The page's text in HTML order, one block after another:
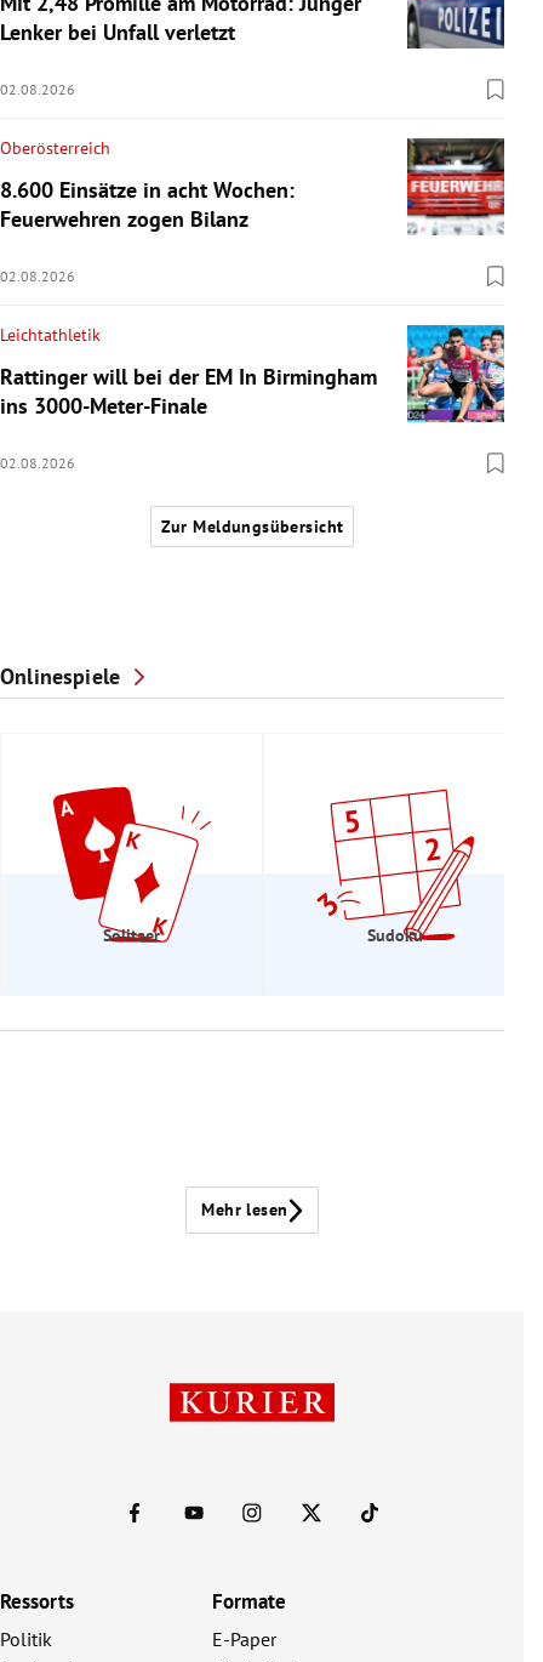
Lenker bei Unfall verletzt
02.08.2026
Oberösterreich
8.600 Einsätze in acht Wochen:
Feuerwehren zogen Bilanz
02.08.2026
Leichtathletik
Rattinger will bei der EM In Birmingham
ins 3000-Meter-Finale
02.08.2026
Zur Meldungsübersicht
Onlinespiele
Solitaer Sudoku
Mehr lesen
Ressorts
Politik
Formate
E-Paper